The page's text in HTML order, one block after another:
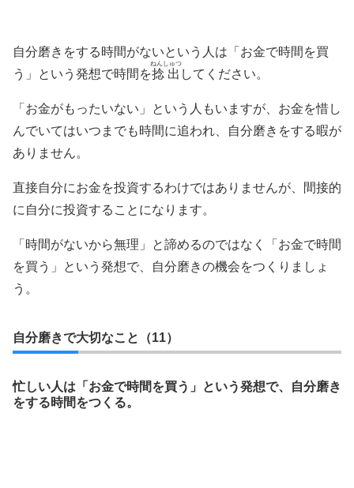
自分磨きをする時間がないという人は「お金で時間を買
う」という発想で時間を捻出
ねんしゅつ
してください。
「お金がもったいない」という人もいますが、お金を惜し
んでいてはいつまでも時間に追われ、自分磨きをする暇が
ありません。
直接自分にお金を投資するわけではありませんが、間接的
に自分に投資することになります。
「時間がないから無理」と諦めるのではなく「お金で時間
を買う」という発想で、自分磨きの機会をつくりましょ
う。
自分磨きで大切なこと（11）
忙しい人は「お金で時間を買う」という発想で、自分磨き
をする時間をつくる。